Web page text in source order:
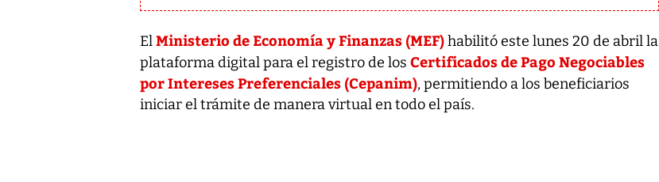
ElMinisterio de Economía y Finanzas (MEF)habilitó este lunes 20 de abril la
plataforma digital para el registro de los Certificados de Pago Negociables
por Intereses Preferenciales (Cepanim), permitiendo a los beneficiarios
iniciar el trámite de manera virtual en todo el país.